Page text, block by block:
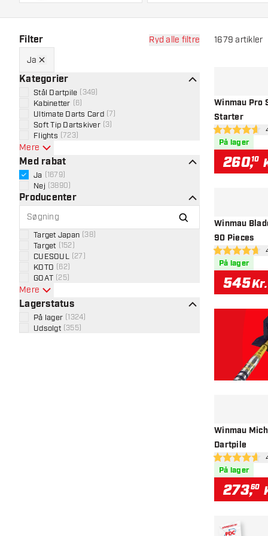
Filter
Ryd alle filtre
Ja
Kategorier
Stål Dartpile 349
Kabinetter 6
Ultimate Darts Card 7
Soft Tip Dartskiver 3
Flights 723)
Mere
Med rabat
Ja 1679)
Nej 3890
Producenter
Target Japan 38)
Target 152
CUESOUL 27
KOTO 62)
GOAT 25)
Mere
Lagerstatus
På lager 1324
Udsolgt 355)
1679 artikler
Winmau Pro
Starter
4.6
På lager
260,10
Winmau
90 Pieces
4.7
På lager
545Kr.
Winmau
Dartpile
4.6
På lager
273,60